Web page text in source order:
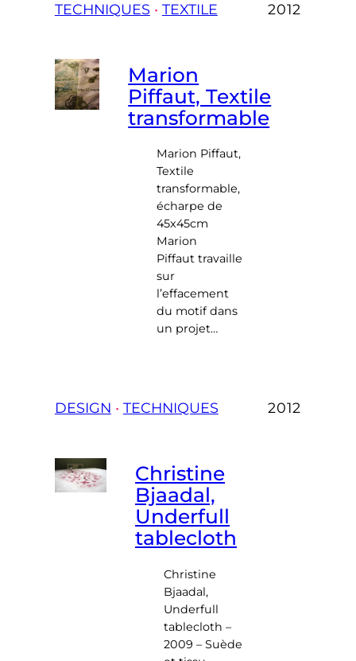
TECHNIQUES • TEXTILE 2012
Marion
Piffaut, Textile
transformable
Marion Piffaut,
Textile
transformable,
écharpe de
45x45cm
Marion
Piffaut travaille
sur
l’effacement
du motif dans
un projet…
DESIGN • TECHNIQUES 2012
Christine
Bjaadal,
Underfull
tablecloth
Christine
Bjaadal,
Underfull
tablecloth –
2009 – Suède